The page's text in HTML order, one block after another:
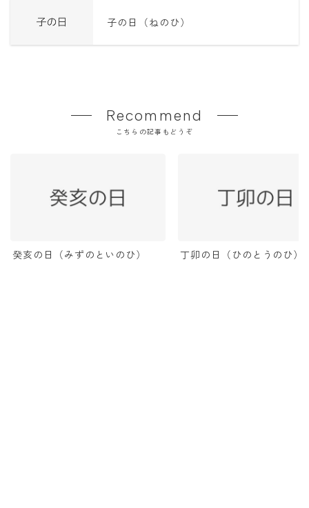
子の日（ねのひ）
Recommend
こちらの記事もどうぞ
癸亥の日（みずのといのひ） 丁卯の日（ひのとうのひ）